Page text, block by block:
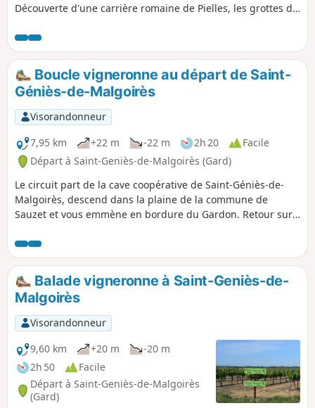
Découverte d'une carrière romaine de Pielles, les grottes de
Neandertal), le sanctuaire pré-romain de Mabousquet (1e
siècle avant JC), l'abbaye clunisienne de Jouffre (3e siècle), le
Castellas de Montmirat (11e siècle). En cas de fortes pluies
récentes, voir dans les infos pratiques.
Boucle vigneronne au départ de Saint-
Géniès-de-Malgoirès
Visorandonneur
7,95 km
+22 m -22 m 2h 20
Facile
Départ à Saint-Geniès-de-Malgoirès (Gard)
Le circuit part de la cave coopérative de Saint-Géniès-de-
Malgoirès, descend dans la plaine de la commune de
Sauzet et vous emmène en bordure du Gardon. Retour sur
des terres cultivées.
Balade vigneronne à Saint-Geniès-de-
Malgoirès
Visorandonneur
9,60 km
+20 m
-20 m
2h 50
Facile
Départ à Saint-Geniès-de-Malgoirès
(Gard)